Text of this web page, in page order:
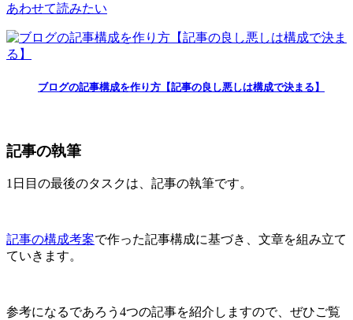
あわせて読みたい
ブログの記事構成を作り方【記事の良し悪しは構成で決まる】
記事の執筆
1日目の最後のタスクは、記事の執筆です。
記事の構成考案で作った記事構成に基づき、文章を組み立て
ていきます。
参考になるであろう4つの記事を紹介しますので、ぜひご覧